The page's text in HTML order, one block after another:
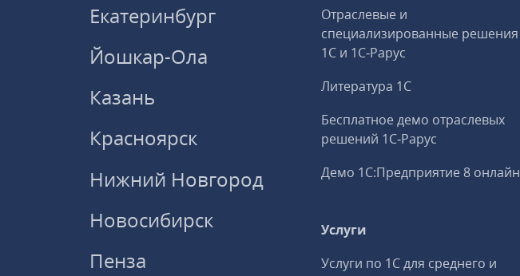
Екатеринбург
Йошкар-Ола
Казань
Красноярск
Нижний Новгород
Новосибирск
Пенза
Отраслевые и
специализированные решения
1С и 1С‑Рарус
Литература 1С
Бесплатное демо отраслевых
решений 1С‑Рарус
Демо 1С:Предприятие 8 онлайн
Услуги
Услуги по 1С для среднего и